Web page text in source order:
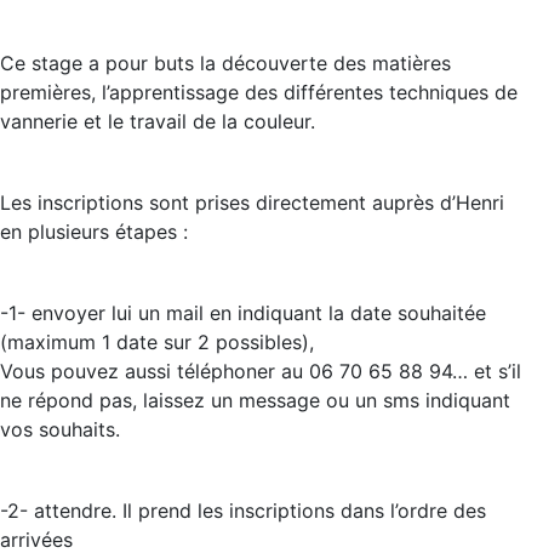
Ce stage a pour buts la découverte des matières
premières, l’apprentissage des différentes techniques de
vannerie et le travail de la couleur.
Les inscriptions sont prises directement auprès d’Henri
en plusieurs étapes :
-1- envoyer lui un mail en indiquant la date souhaitée
(maximum 1 date sur 2 possibles),
Vous pouvez aussi téléphoner au 06 70 65 88 94… et s’il
ne répond pas, laissez un message ou un sms indiquant
vos souhaits.
-2- attendre. Il prend les inscriptions dans l’ordre des
arrivées